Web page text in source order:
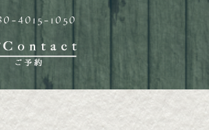
4015-1050